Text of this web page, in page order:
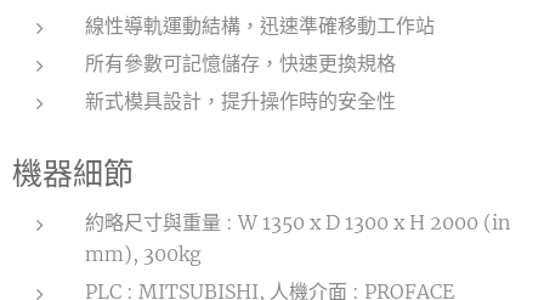
線性導軌運動結構，迅速準確移動工作站
所有參數可記憶儲存，快速更換規格
新式模具設計，提升操作時的安全性
機器細節
約略尺寸與重量 : W 1350 x D 1300 x H 2000 (in
mm), 300kg
PLC : MITSUBISHI, 人機介面 : PROFACE